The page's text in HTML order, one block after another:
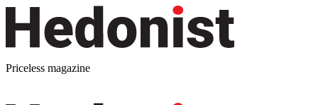
Priceless magazine